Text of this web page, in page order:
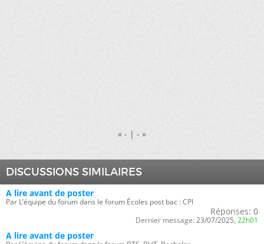
«- | -»
DISCUSSIONS SIMILAIRES
A lire avant de poster
Par L’équipe du forum dans le forum Écoles post bac : CPI
Réponses: 0
Dernier message: 23/07/2025, 22h01
A lire avant de poster